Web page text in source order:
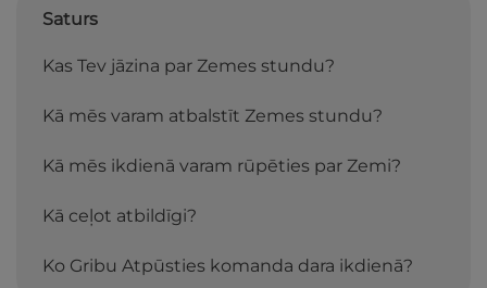
Saturs
Kas Tev jāzina par Zemes stundu?
Kā mēs varam atbalstīt Zemes stundu?
Kā mēs ikdienā varam rūpēties par Zemi?
Kā ceļot atbildīgi?
Ko Gribu Atpūsties komanda dara ikdienā?